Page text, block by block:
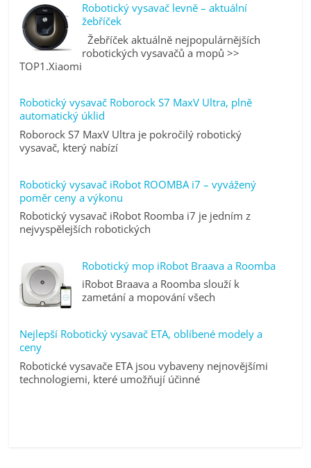
Robotický vysavač levně – aktuální
žebříček
Žebříček aktuálně nejpopulárnějších
robotických vysavačů a mopů >>
TOP1.Xiaomi
Robotický vysavač Roborock S7 MaxV Ultra, plně
automatický úklid
Roborock S7 MaxV Ultra je pokročilý robotický
vysavač, který nabízí
Robotický vysavač iRobot ROOMBA i7 – vyvážený
poměr ceny a výkonu
Robotický vysavač iRobot Roomba i7 je jedním z
nejvyspělejších robotických
Robotický mop iRobot Braava a Roomba
iRobot Braava a Roomba slouží k
zametání a mopování všech
Nejlepší Robotický vysavač ETA, oblíbené modely a
ceny
Robotické vysavače ETA jsou vybaveny nejnovějšími
technologiemi, které umožňují účinné